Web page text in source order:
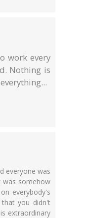
work every
Nothing is
everyone was
was somehow
everybody's
you didn't
extraordinary